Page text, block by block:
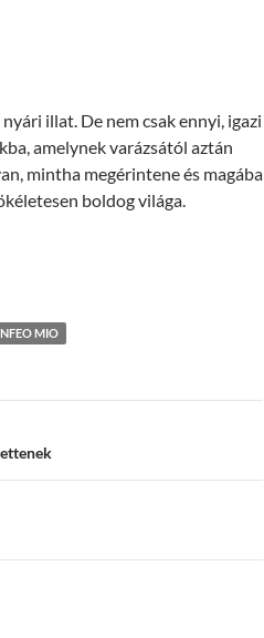
illat. De nem csak ennyi, igazi
amelynek varázsától aztán
mintha megérintene és magába
boldog világa.
MIO